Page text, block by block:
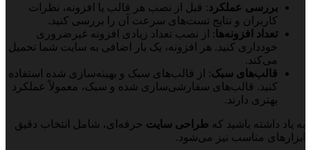
بررسی عملکرد: قبل از نصب هر قالب یا افزونه، نظرات
کاربران و نتایج تست‌های سرعت آن را بررسی کنید.
تعداد افزونه‌ها : از نصب تعداد زیادی افزونه غیرضروری
خودداری کنید. هر افزونه، یک بار اضافی به سایت شما تحمیل
می‌کند.
قالب‌های سبک: از قالب‌های سبک و بهینه‌سازی شده استفاده
کنید. قالب‌های سفارشی‌سازی شده و سبک، معمولاً عملکرد
بهتری دارند.
به یاد داشته باشید که طراحی سایت حرفه‌ای، شامل انتخاب دقیق
ابزارهای مناسب نیز می‌شود.